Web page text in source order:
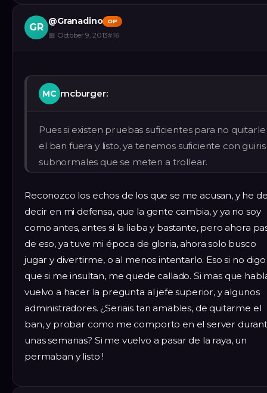
GR
@Granadino OP
📅 October 9, 2013#16
MC mcburger:
Pues si existen pruebas suficientes para no quitarle
el ban fuera y listo, ya tenemos suficiente con guiris
subnormales que se meten a trollear.
Reconozco los echos de los que se me acusan, y he
decir en mi defensa, que la gente cambia, y ya no soy
como antes, antes si la liaba y bastante, pero ahora
de eso, ya tuve mi época de gloria, ahora solo busco
jugar y divertirme, o al menos intentarlo. Eso si no digo
que si me insultan, me quede callado. Si mas que
vuelvo a hacer la pregunta al jefe superior, y algunos
administradores. ¿Seriais tan amables, de quitarme el
ban, y probar como me comporto en el server
unas semanas? Si me vuelvo a pasar de la raya, un
permaban y listo !